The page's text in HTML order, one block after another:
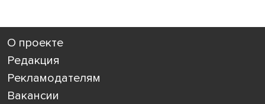
О проекте
Редакция
Рекламодателям
Вакансии